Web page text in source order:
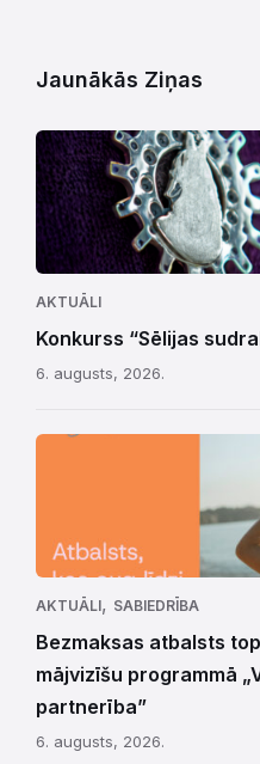
Jaunākās Ziņas
AKTUĀLI
Konkurss “Sēlijas
6. augusts, 2026.
AKTUĀLI, SABIEDRĪBA
Bezmaksas atbalsts
mājvizīšu programmā
partnerība”
6. augusts, 2026.